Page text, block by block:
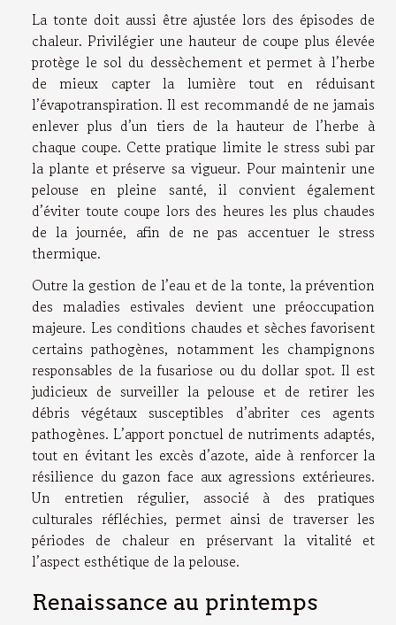
La tonte doit aussi être ajustée lors des épisodes de
chaleur. Privilégier une hauteur de coupe plus élevée
protège le sol du dessèchement et permet à l’herbe
de mieux capter la lumière tout en réduisant
l’évapotranspiration. Il est recommandé de ne jamais
enlever plus d’un tiers de la hauteur de l’herbe à
chaque coupe. Cette pratique limite le stress subi par
la plante et préserve sa vigueur. Pour maintenir une
pelouse en pleine santé, il convient également
d’éviter toute coupe lors des heures les plus chaudes
de la journée, afin de ne pas accentuer le stress
thermique.
Outre la gestion de l’eau et de la tonte, la prévention
des maladies estivales devient une préoccupation
majeure. Les conditions chaudes et sèches favorisent
certains pathogènes, notamment les champignons
responsables de la fusariose ou du dollar spot. Il est
judicieux de surveiller la pelouse et de retirer les
débris végétaux susceptibles d’abriter ces agents
pathogènes. L’apport ponctuel de nutriments adaptés,
tout en évitant les excès d’azote, aide à renforcer la
résilience du gazon face aux agressions extérieures.
Un entretien régulier, associé à des pratiques
culturales réfléchies, permet ainsi de traverser les
périodes de chaleur en préservant la vitalité et
l’aspect esthétique de la pelouse.
Renaissance au printemps